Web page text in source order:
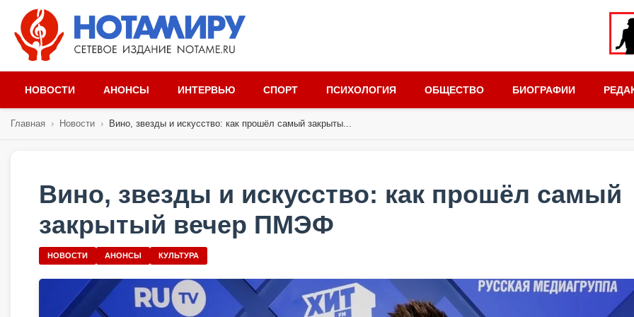
НОВОСТИ АНОНСЫ ИНТЕРВЬЮ СПОРТ ПСИХОЛОГИЯ ОБЩЕСТВО БИОГРАФИИ
Главная › Новости › Вино, звезды и искусство: как прошёл самый закрыты...
Вино, звезды и искусство: как прошёл самый
закрытый вечер ПМЭФ
НОВОСТИ АНОНСЫ КУЛЬТУРА